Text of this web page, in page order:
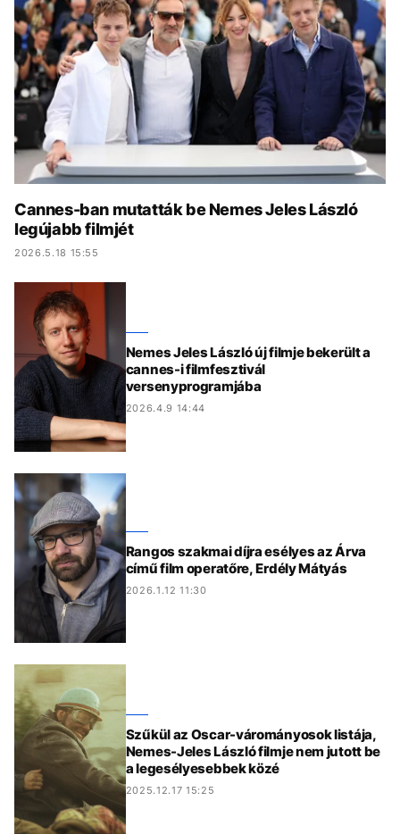
KÖZÉLET UTAZÁS
ÉLETMÓD DESIGN
BESZÉLGETÉSEK ARCOK
VIDEÓ TÖRTÉNETEK
GASZTRO
Cannes-ban mutatták be Nemes Jeles László
legújabb filmjét
2026.5.18 15:55
Nemes Jeles László új filmje bekerült a
cannes-i filmfesztivál
versenyprogramjába
2026.4.9 14:44
Rangos szakmai díjra esélyes az Árva
című film operatőre, Erdély Mátyás
2026.1.12 11:30
Szűkül az Oscar-várományosok listája,
Nemes-Jeles László filmje nem jutott be
a legesélyesebbek közé
2025.12.17 15:25